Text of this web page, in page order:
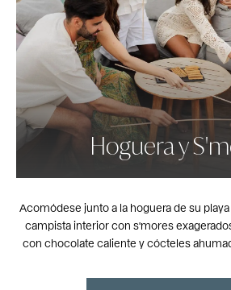
Hoguera y
Acomódese junto a la hoguera de su
campista interior con s'mores
con chocolate caliente y cócteles